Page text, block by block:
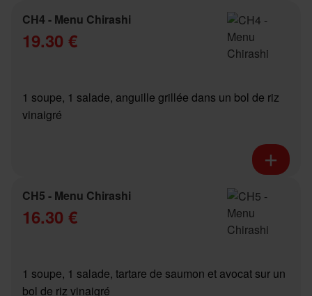
CH4 - Menu Chirashi
19.30 €
1 soupe, 1 salade, anguille grillée dans un bol de riz
vinaigré
CH5 - Menu Chirashi
16.30 €
1 soupe, 1 salade, tartare de saumon et avocat sur un
bol de riz vinaigré